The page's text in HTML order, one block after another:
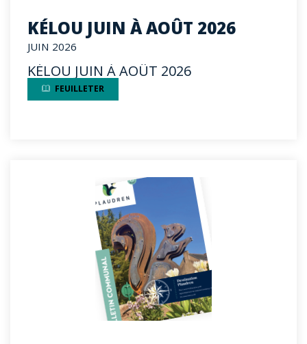
KÉLOU JUIN À AOÛT 2026
JUIN 2026
KÉLOU JUIN À AOÛT 2026
FEUILLETER